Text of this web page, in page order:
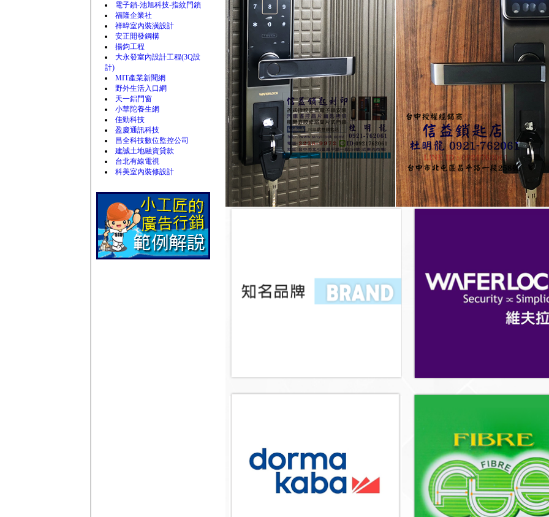
電子鎖-池旭科技-指紋門鎖
福隆企業社
祥暐室內裝潢設計
安正開發鋼構
揚鈞工程
大永發室內設計工程(3Q設
計)
MIT產業新聞網
野外生活入口網
天一鋁門窗
小華陀養生網
佳勁科技
盈慶通訊科技
昌全科技數位監控公司
建誠土地融資貸款
台北有線電視
科美室內裝修設計